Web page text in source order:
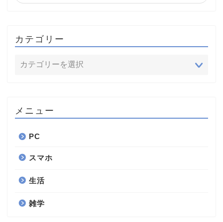
カテゴリー
メニュー
PC
スマホ
生活
雑学